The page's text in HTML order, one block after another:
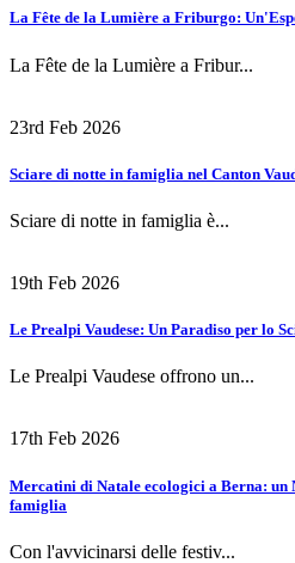
La Fête de la Lumière a Friburgo:
La Fête de la Lumière a Fribur...
23rd Feb 2026
Sciare di notte in famiglia nel Canton
Sciare di notte in famiglia è...
19th Feb 2026
Le Prealpi Vaudese: Un Paradiso per lo
Le Prealpi Vaudese offrono un...
17th Feb 2026
Mercatini di Natale ecologici a Berna: un
famiglia
Con l'avvicinarsi delle festiv...